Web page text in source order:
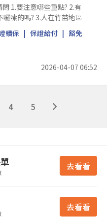
1.要注意哪些重點? 2.有
嗦的嗎? 3.人在竹苗地區
續保 保證給付
豁免
2026-04-07 06:52
4 5
去看看
去看看